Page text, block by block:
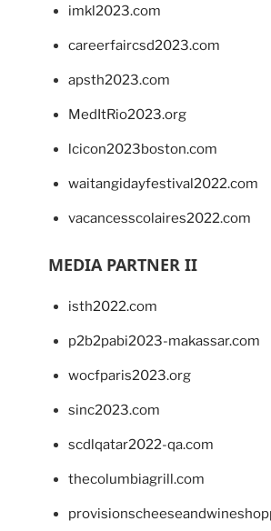
imkl2023.com
careerfaircsd2023.com
apsth2023.com
MedItRio2023.org
lcicon2023boston.com
waitangidayfestival2022.com
vacancesscolaires2022.com
MEDIA PARTNER II
isth2022.com
p2b2pabi2023-makassar.com
wocfparis2023.org
sinc2023.com
scdlqatar2022-qa.com
thecolumbiagrill.com